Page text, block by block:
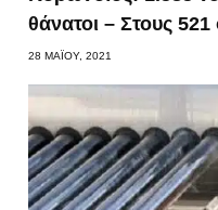
θάνατοι – Στους
28 ΜΑΪ́ΟΥ, 2021